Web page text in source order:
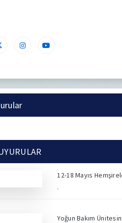
12-18 Mayıs
.
Yoğun Bakım